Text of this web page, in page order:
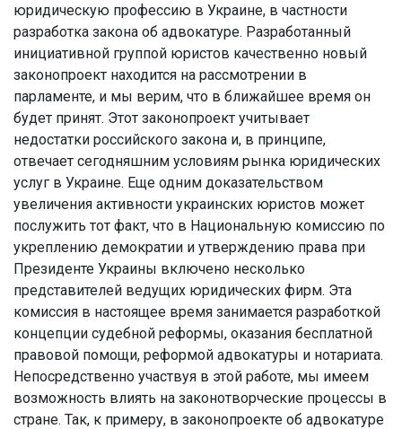
юридическую профессию в Украине, в частности
разработка закона об адвокатуре. Разработанный
инициативной группой юристов качественно новый
законопроект находится на рассмотрении в
парламенте, и мы верим, что в ближайшее время он
будет принят. Этот законопроект учитывает
недостатки российского закона и, в принципе,
отвечает сегодняшним условиям рынка юридических
услуг в Украине. Еще одним доказательством
увеличения активности украинских юристов может
послужить тот факт, что в Национальную комиссию по
укреплению демократии и утверждению права при
Президенте Украины включено несколько
представителей ведущих юридических фирм. Эта
комиссия в настоящее время занимается разработкой
концепции судебной реформы, оказания бесплатной
правовой помощи, реформой адвокатуры и нотариата.
Непосредственно участвуя в этой работе, мы имеем
возможность влиять на законотворческие процессы в
стране. Так, к примеру, в законопроекте об адвокатуре